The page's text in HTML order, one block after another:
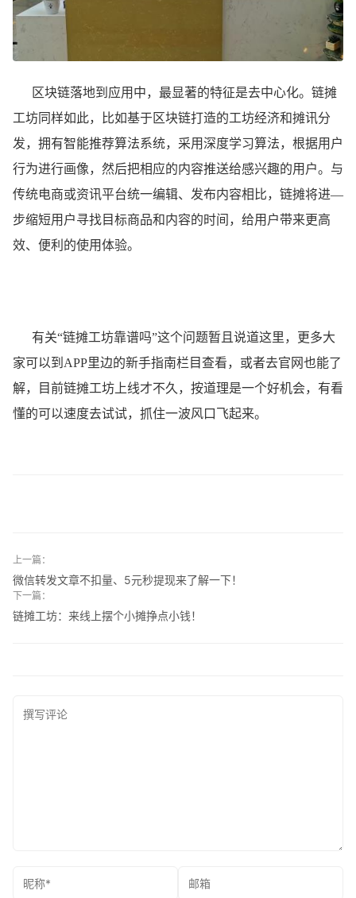
区块链落地到应用中，最显著的特征是去中心化。链摊
工坊同样如此，比如基于区块链打造的工坊经济和摊讯分
发，拥有智能推荐算法系统，采用深度学习算法，根据用户
行为进行画像，然后把相应的内容推送给感兴趣的用户。与
传统电商或资讯平台统一编辑、发布内容相比，链摊将进―
步缩短用户寻找目标商品和内容的时间，给用户带来更高
效、便利的使用体验。
有关“链摊工坊靠谱吗”这个问题暂且说道这里，更多大
家可以到APP里边的新手指南栏目查看，或者去官网也能了
解，目前链摊工坊上线才不久，按道理是一个好机会，有看
懂的可以速度去试试，抓住一波风口飞起来。
上一篇：
微信转发文章不扣量、5元秒提现来了解一下！
下一篇：
链摊工坊：来线上摆个小摊挣点小钱！